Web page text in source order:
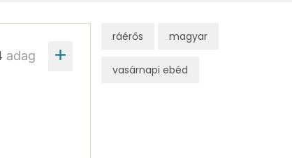
adag
ráérős magyar
vasárnapi ebéd